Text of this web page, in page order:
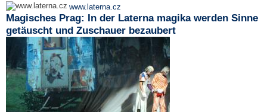
www.laterna.cz
Magisches Prag: In der Laterna magika werden Sinne
getäuscht und Zuschauer bezaubert